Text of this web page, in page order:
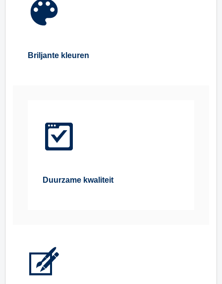
Briljante kleuren
Duurzame kwaliteit